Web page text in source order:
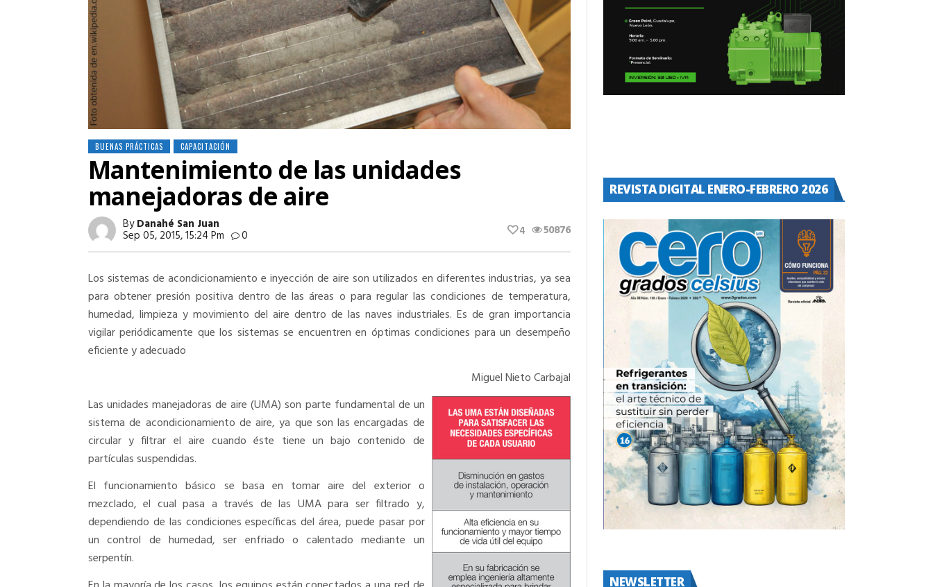
BUENAS PRÁCTICAS CAPACITACIÓN
Mantenimiento de las unidades
manejadoras de aire
ByDanahé San Juan
Sep 05, 2015, 15:24 Pm 0 50876
4
Los sistemas de acondicionamiento e inyección de aire son utilizados en diferentes industrias, ya sea
para obtener presión positiva dentro de las áreas o para regular las condiciones de temperatura,
humedad, limpieza y movimiento del aire dentro de las naves industriales. Es de gran importancia
vigilar periódicamente que los sistemas se encuentren en óptimas condiciones para un desempeño
eficiente y adecuado
Miguel Nieto Carbajal
Las unidades manejadoras de aire (UMA) son parte fundamental de un
sistema de acondicionamiento de aire, ya que son las encargadas de
circular y filtrar el aire cuando éste tiene un bajo contenido de
partículas suspendidas.
El funcionamiento básico se basa en tomar aire del exterior o
mezclado, el cual pasa a través de las UMA para ser filtrado y,
dependiendo de las condiciones específicas del área, puede pasar por
un control de humedad, ser enfriado o calentado mediante un
serpentín.
REVISTA DIGITAL ENERO-FEBRERO 2026
NEWSLETTER